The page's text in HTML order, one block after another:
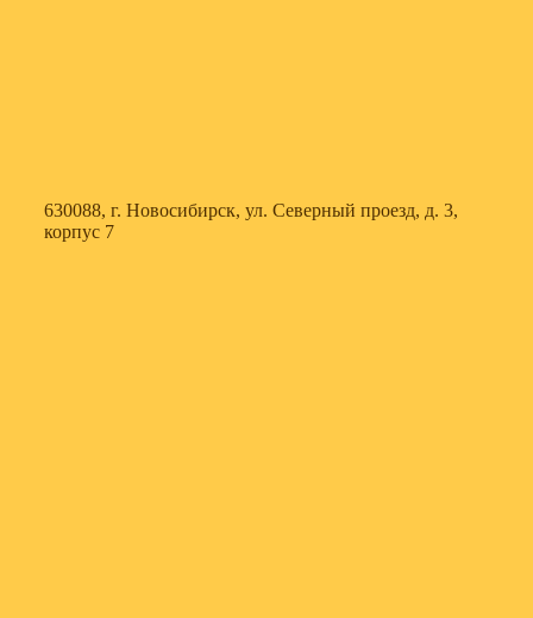
630088, г. Новосибирск, ул. Северный проезд, д. 3,
корпус 7